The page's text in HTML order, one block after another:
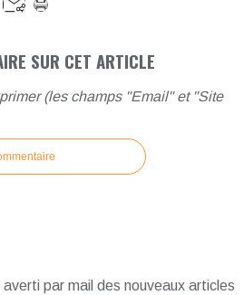
SUR CET ARTICLE
(les champs "Email" et "Site
par mail des nouveaux articles